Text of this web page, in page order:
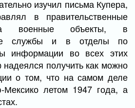
изучил письма Купера,
в правительственные
военные объекты, в
службы и в отделы по
информации во всех этих
надеялся получить как можно
о том, что на самом деле
летом 1947 года, а